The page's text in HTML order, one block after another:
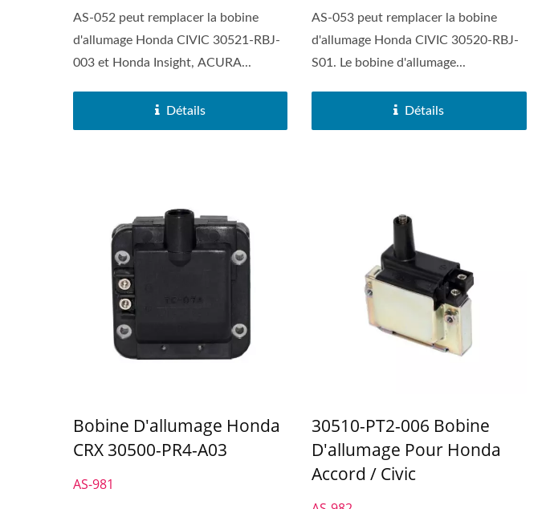
AS-052 peut remplacer la bobine
d'allumage Honda CIVIC 30521-RBJ-
003 et Honda Insight, ACURA...
Détails
AS-053 peut remplacer la bobine
d'allumage Honda CIVIC 30520-RBJ-
S01. Le bobine d'allumage...
Détails
Bobine D'allumage Honda
CRX 30500-PR4-A03
AS-981
30510-PT2-006 Bobine
D'allumage Pour Honda
Accord / Civic